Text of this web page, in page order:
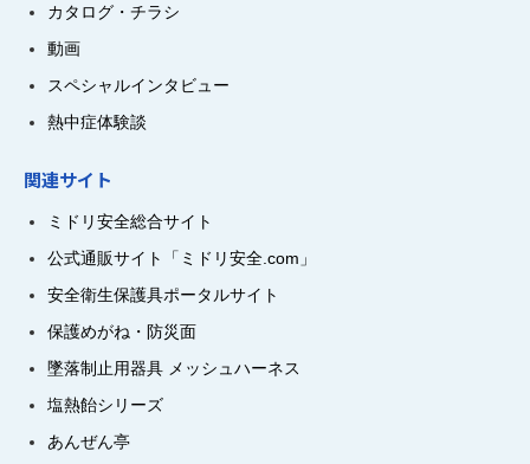
カタログ・チラシ
動画
スペシャルインタビュー
熱中症体験談
関連サイト
ミドリ安全総合サイト
公式通販サイト「ミドリ安全.com」
安全衛生保護具ポータルサイト
保護めがね・防災面
墜落制止用器具 メッシュハーネス
塩熱飴シリーズ
あんぜん亭